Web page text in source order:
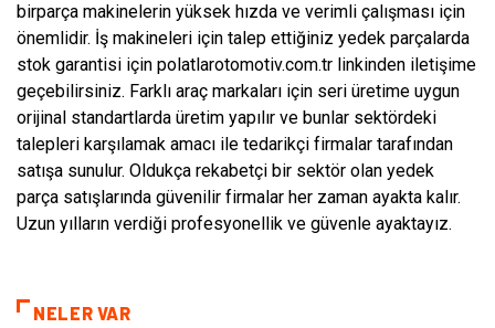
birparça makinelerin yüksek hızda ve verimli çalışması için
önemlidir. İş makineleri için talep ettiğiniz yedek parçalarda
stok garantisi için polatlarotomotiv.com.tr linkinden iletişime
geçebilirsiniz. Farklı araç markaları için seri üretime uygun
orijinal standartlarda üretim yapılır ve bunlar sektördeki
talepleri karşılamak amacı ile tedarikçi firmalar tarafından
satışa sunulur. Oldukça rekabetçi bir sektör olan yedek
parça satışlarında güvenilir firmalar her zaman ayakta kalır.
Uzun yılların verdiği profesyonellik ve güvenle ayaktayız.
NELER VAR